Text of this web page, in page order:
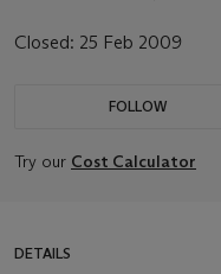
Closed: 25 Feb 2009
FOLLOW
Try our Cost Calculator
DETAILS